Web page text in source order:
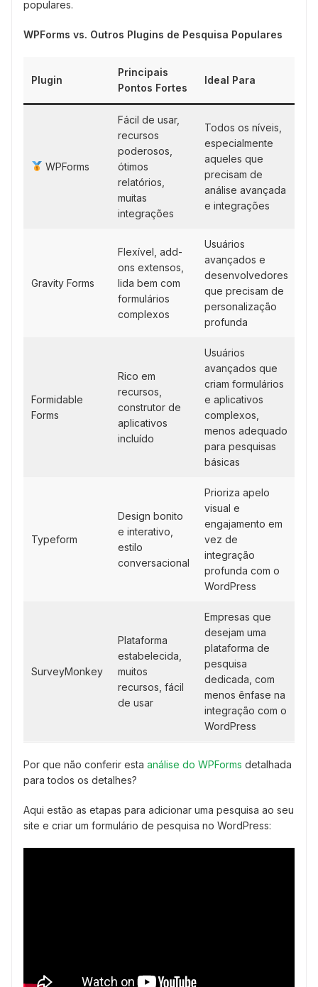
populares.
WPForms vs. Outros Plugins de Pesquisa Populares
Plugin
Principais
Pontos Fortes
Ideal Para
WPForms
Fácil de usar,
recursos
poderosos,
ótimos
relatórios,
muitas
integrações
Todos os níveis,
especialmente
aqueles que
precisam de
análise avançada
e integrações
Gravity Forms
Flexível, add-
ons extensos,
lida bem com
formulários
complexos
Usuários
avançados e
desenvolvedores
que precisam de
personalização
profunda
Formidable
Forms
Rico em
recursos,
construtor de
aplicativos
incluído
Usuários
avançados que
criam formulários
e aplicativos
complexos,
menos adequado
para pesquisas
básicas
Typeform
Design bonito
e interativo,
estilo
conversacional
Prioriza apelo
visual e
engajamento em
vez de
integração
profunda com o
WordPress
SurveyMonkey
Plataforma
estabelecida,
muitos
recursos, fácil
de usar
Empresas que
desejam uma
plataforma de
pesquisa
dedicada, com
menos ênfase na
integração com o
WordPress
Por que não conferir esta análise do WPForms detalhada
para todos os detalhes?
Aqui estão as etapas para adicionar uma pesquisa ao seu
site e criar um formulário de pesquisa no WordPress: